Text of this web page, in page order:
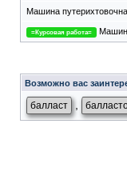
Машина
=Курсовая работа=
Возможно вас
балласт